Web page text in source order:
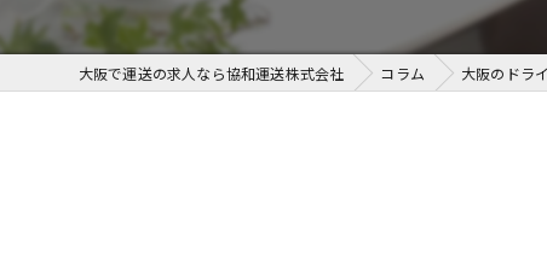
大阪で運送の求人なら協和運送株式会社 コラム 大阪のドラ